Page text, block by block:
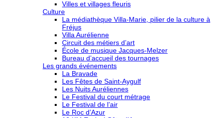
Villes et villages fleuris
Culture
La médiathèque Villa-Marie, pilier de la culture à
Fréjus
Villa Aurélienne
Circuit des métiers d’art
École de musique Jacques-Melzer
Bureau d’accueil des tournages
Les grands événements
La Bravade
Les Fêtes de Saint-Aygulf
Les Nuits Auréliennes
Le Festival du court métrage
Le Festival de l’air
Le Roc d’Azur